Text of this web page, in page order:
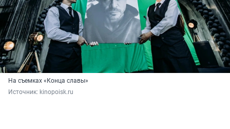
На съемках «Конца славы»
Источник: kinopoisk.ru